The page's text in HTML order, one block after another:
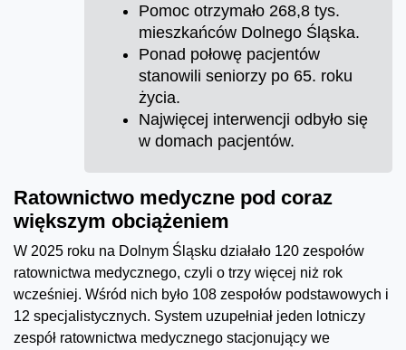
Pomoc otrzymało 268,8 tys.
mieszkańców Dolnego Śląska.
Ponad połowę pacjentów
stanowili seniorzy po 65. roku
życia.
Najwięcej interwencji odbyło się
w domach pacjentów.
Ratownictwo medyczne pod coraz
większym obciążeniem
W 2025 roku na Dolnym Śląsku działało 120 zespołów
ratownictwa medycznego, czyli o trzy więcej niż rok
wcześniej. Wśród nich było 108 zespołów podstawowych i
12 specjalistycznych. System uzupełniał jeden lotniczy
zespół ratownictwa medycznego stacjonujący we